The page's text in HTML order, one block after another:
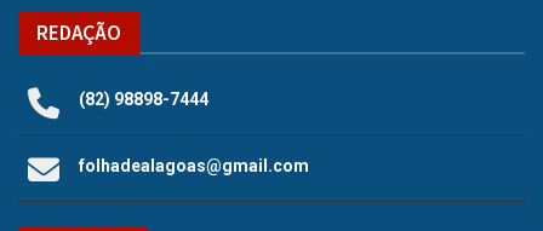
REDAÇÃO
(82) 98898-7444
folhadealagoas@gmail.com